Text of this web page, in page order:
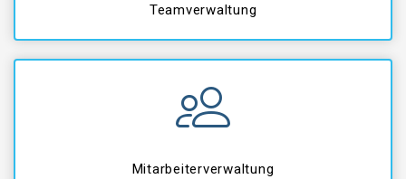
Teamverwaltung
Mitarbeiterverwaltung